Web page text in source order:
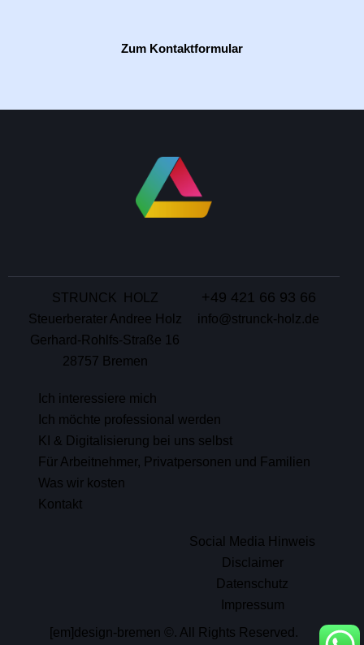
Zum Kontaktformular
STRUNCK HOLZ
Steuerberater Andree Holz
Gerhard-Rohlfs-Straße 16
28757 Bremen
+49 421 66 93 66
info@strunck-holz.de
Ich interessiere mich
Ich möchte professional werden
KI & Digitalisierung bei uns selbst
Für Arbeitnehmer, Privatpersonen und Familien
Was wir kosten
Kontakt
Social Media Hinweis
Disclaimer
Datenschutz
Impressum
[em]design-bremen ©. All Rights Reserved.